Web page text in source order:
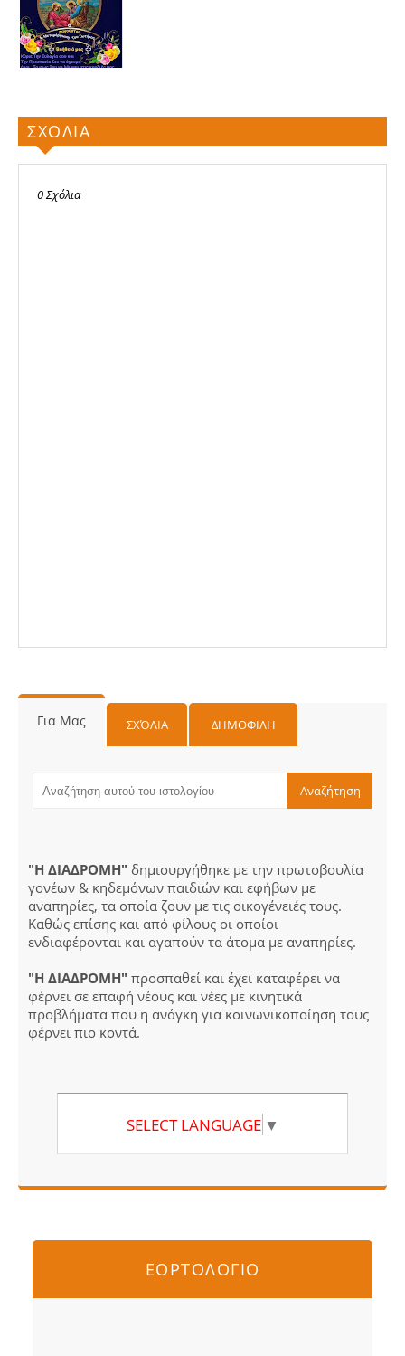
ΣΧΟΛΙΑ
0 Σχόλια
Για Μας ΣΧΌΛΙΑ ΔΗΜΟΦΙΛΗ
"Η ΔΙΑΔΡΟΜΗ" δημιουργήθηκε με την πρωτοβουλία
γονέων & κηδεμόνων παιδιών και εφήβων με
αναπηρίες, τα οποία ζουν με τις οικογένειές τους.
Καθώς επίσης και από φίλους οι οποίοι
ενδιαφέρονται και αγαπούν τα άτομα με αναπηρίες.
"Η ΔΙΑΔΡΟΜΗ" προσπαθεί και έχει καταφέρει να
φέρνει σε επαφή νέους και νέες με κινητικά
προβλήματα που η ανάγκη για κοινωνικοποίηση τους
φέρνει πιο κοντά.
SELECT LANGUAGE ▼
ΕΟΡΤΟΛΟΓΙΟ